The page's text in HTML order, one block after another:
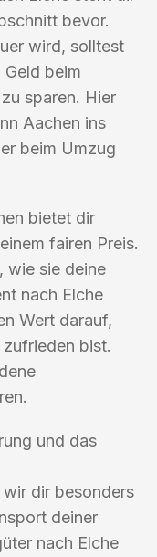
bevor.
wird, solltest
beim
sparen. Hier
Aachen ins
beim Umzug
bietet dir
fairen Preis.
wie sie deine
nach Elche
Wert darauf,
bist.
und das
dir besonders
deiner
nach Elche